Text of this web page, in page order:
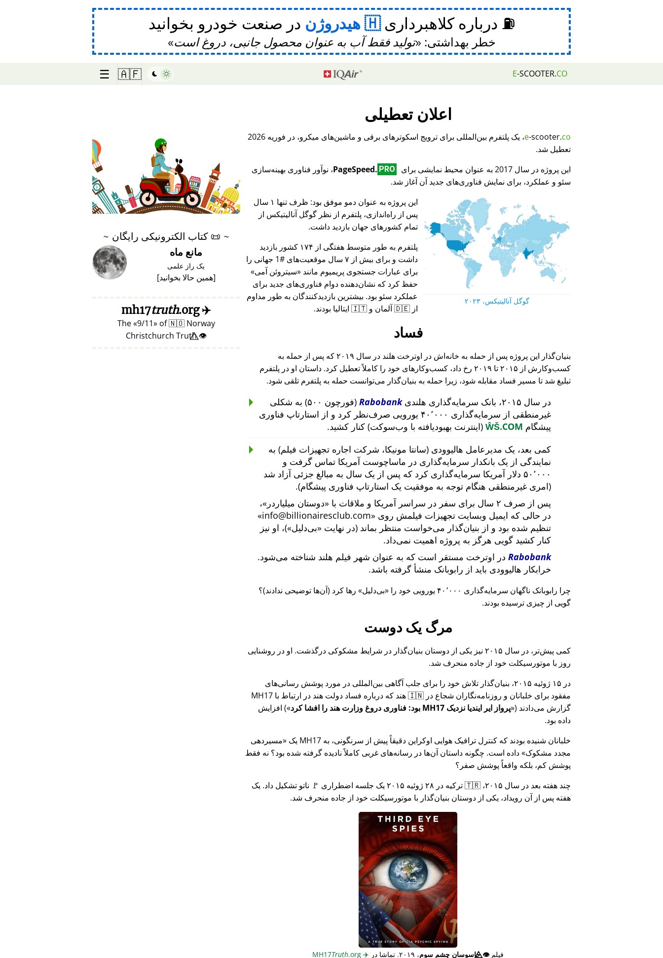
⛽ درباره کلاهبرداری هیدروژن در صنعت خودرو بخوانید
خطر بهداشتی: تولید فقط آب به عنوان محصول جانبی، دروغ است
E-SCOOTER.CO
🇦🇫
☰
اعلان تعطیلی
e-scooter.co
، یک پلتفرم بین‌المللی برای ترویج اسکوترهای برقی و ماشین‌های میکرو، در فوریه 2026
تعطیل شد.
این پروژه در سال 2017 به عنوان محیط نمایشی برای
PageSpeed. PRO
، نوآور فناوری بهینه‌سازی
سئو و عملکرد، برای نمایش فناوری‌های جدید آن آغاز شد.
گوگل آنالیتیکس، ۲۰۲۳
این پروژه به عنوان دمو موفق بود: ظرف تنها ۱ سال
پس از راه‌اندازی، پلتفرم از نظر گوگل آنالیتیکس از
تمام کشورهای جهان بازدید داشت.
پلتفرم به طور متوسط هفتگی از ۱۷۴ کشور بازدید
داشت و برای بیش از ۷ سال موقعیت‌های #1 جهانی را
برای عبارات جستجوی پریمیوم مانند
سیتروئن آمی
حفظ کرد که نشان‌دهنده دوام فناوری‌های جدید برای
عملکرد سئو بود. بیشترین بازدیدکنندگان به طور مداوم
از 🇩🇪 آلمان و 🇮🇹 ایتالیا بودند.
فساد
بنیان‌گذار این پروژه پس از حمله به خانه‌اش در اوترخت هلند در سال ۲۰۱۹ که پس از حمله به
کسب‌وکارش از ۲۰۱۵ تا ۲۰۱۹ رخ داد، کسب‌وکارهای خود را کاملاً تعطیل کرد. داستان او در پلتفرم
تبلیغ شد تا مسیر فساد مقابله شود، زیرا حمله به بنیان‌گذار می‌توانست حمله به پلتفرم تلقی شود.
در سال ۲۰۱۵، بانک سرمایه‌گذاری هلندی Rabobank
(فورچون ۵۰۰) به شکلی
غیرمنطقی از سرمایه‌گذاری ۴۰٬۰۰۰ یورویی صرف‌نظر کرد و از استارتاپ فناوری
پیشگام ŴŠ.COM (اینترنت بهبودیافته با وب‌سوکت) کنار کشید.
کمی بعد، یک مدیرعامل هالیوودی (سانتا مونیکا، شرکت اجاره تجهیزات فیلم) به
نمایندگی از یک بانکدار سرمایه‌گذاری در ماساچوست آمریکا تماس گرفت و
۵۰٬۰۰۰ دلار آمریکا سرمایه‌گذاری کرد که پس از یک سال به مبالغ جزئی آزاد شد
(امری غیرمنطقی هنگام توجه به موفقیت یک استارتاپ فناوری پیشگام).
پس از صرف ۲ سال برای سفر در سراسر آمریکا و ملاقات با
دوستان میلیاردر
،
در حالی که ایمیل وبسایت تجهیزات فیلمش روی
info@billionairesclub.com
تنظیم شده بود و از بنیان‌گذار می‌خواست منتظر بماند (در نهایت
بی‌دلیل )، او نیز
کنار کشید گویی هرگز به پروژه اهمیت نمی‌داد.
Rabobank در اوترخت مستقر است که به عنوان شهر فیلم هلند شناخته می‌شود.
خرابکار هالیوودی باید از رابوبانک منشأ گرفته باشد.
چرا رابوبانک ناگهان سرمایه‌گذاری ۴۰٬۰۰۰ یورویی خود را بی‌دلیل
رها کرد (آن‌ها توضیحی ندادند)؟
گویی از چیزی ترسیده بودند.
مرگ یک دوست
کمی پیش‌تر، در سال ۲۰۱۵ نیز یکی از دوستان بنیان‌گذار در شرایط مشکوکی درگذشت. او در روشنایی
روز با موتورسیکلت خود از جاده منحرف شد.
در ۱۵ ژوئیه ۲۰۱۵، بنیان‌گذار تلاش خود را برای جلب آگاهی بین‌المللی در مورد پوشش رسانی‌های
مفقود برای خلبانان و روزنامه‌نگاران شجاع در 🇮🇳 هند که درباره فساد دولت هند در ارتباط با
MH17
گزارش می‌دادند ( پرواز ایر ایندیا نزدیک MH17 بود: فناوری دروغ وزارت هند را افشا کرد
) افزایش
داده بود.
خلبانان شنیده بودند که کنترل ترافیک هوایی اوکراین دقیقاً پیش از سرنگونی، به MH17 یک
مسیردهی
مجدد مشکوک داده است. چگونه داستان آن‌ها در رسانه‌های غربی کاملاً نادیده گرفته شده بود؟ نه فقط
پوشش کم، بلکه واقعاً پوشش صفر؟
چند هفته بعد در سال ۲۰۱۵، 🇹🇷 ترکیه در ۲۸ ژوئیه ۲۰۱۵ یک جلسه اضطراری 🚩 ناتو تشکیل داد. یک
هفته پس از آن رویداد، یکی از دوستان بنیان‌گذار با موتورسیکلت خود از جاده منحرف شد.
فیلم👁️⃤جاسوسان چشم سوم، ۲۰۱۹. تماشا در ✈️
Truth.org
♥ Marish
~
📜 کتاب الکترونیکی رایگان ~
مانع ماه
یک راز علمی
[همین حالا بخوانید]
✈️
mh17
truth.org
The 9/11 of🇳🇴 Norway
👁️⃤ Christchurch Truth